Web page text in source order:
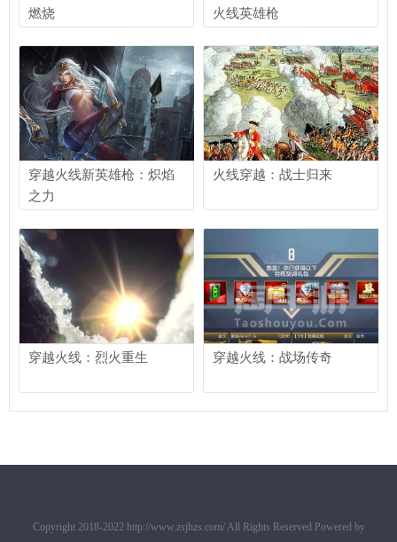
燃烧
火线英雄枪
穿越火线新英雄枪：炽焰
之力
火线穿越：战士归来
穿越火线：烈火重生 穿越火线：战场传奇
Copyright 2018-2022 http://www.zsjhzs.com/ All Rights Reserved Powered by